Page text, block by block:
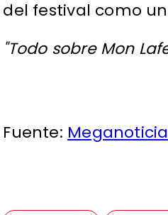
del festival como
"Todo sobre Mon
Fuente: